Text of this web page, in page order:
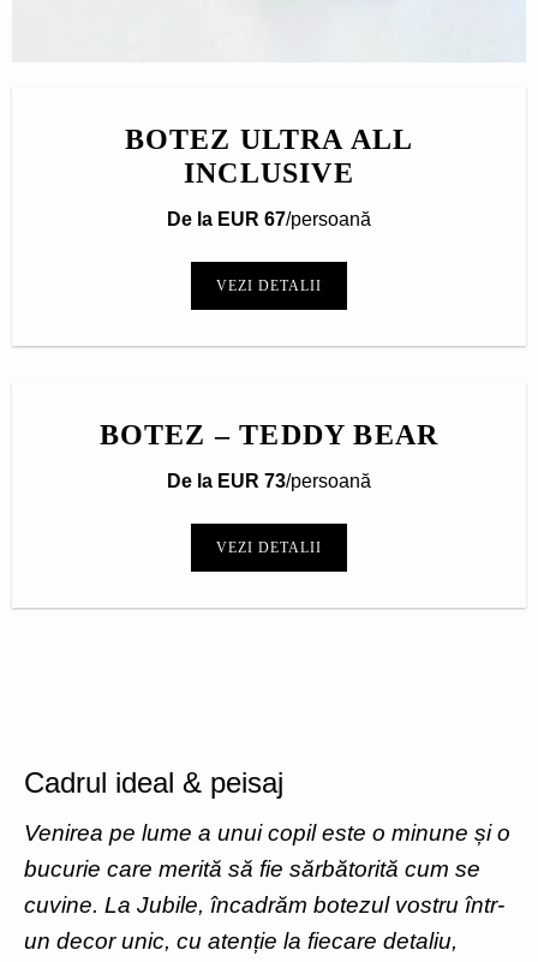
BOTEZ ULTRA ALL
INCLUSIVE
De la EUR 67/persoană
VEZI DETALII
BOTEZ – TEDDY BEAR
De la EUR 73/persoană
VEZI DETALII
Cadrul ideal & peisaj
Venirea pe lume a unui copil este o minune și o
bucurie care merită să fie sărbătorită cum se
cuvine. La Jubile, încadrăm botezul vostru într-
un decor unic, cu atenție la fiecare detaliu,